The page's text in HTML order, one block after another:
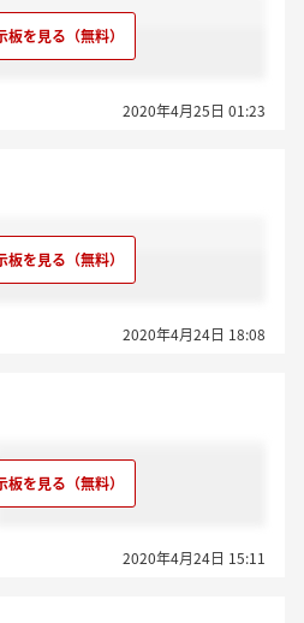
2020年4月25日 01:23
2020年4月24日 18:08
2020年4月24日 15:11